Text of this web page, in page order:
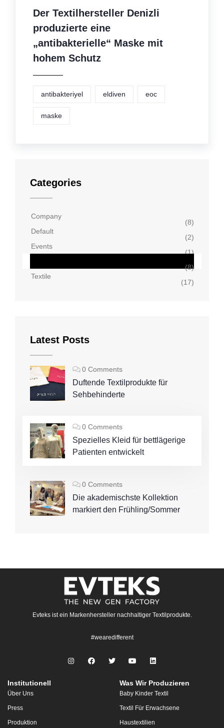
Der Textilhersteller Denizli
produzierte eine
„antibakterielle“ Maske mit
hohem Schutz
antibakteriyel eldiven eoc
maske
Categories
Company
(8)
Default
(2)
Events
(1)
(8)
Textile
(17)
Latest Posts
0 Comments
Duftende Textilprodukte für
Sehbehinderte
0 Comments
Spezielles Kleid für bettlägerige
Patienten entwickelt
0 Comments
Die akademischste Kollektion
markiert den Frühling/Sommer
Evteks ist ein Markenhersteller nachhaltiger Textilprodukte.
#wearedifferent
Institutionell
Über Uns
Press
Produktion
Was Wir Produzieren
Baby Kinder Textil
Textil Für Erwachsene
Haustextilien